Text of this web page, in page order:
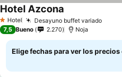
1 Estrellas
Hotel Desayuno buffet variado
Hotel Azcona
7,5 Bueno 2.270 Noja
Elige fechas para ver los precios